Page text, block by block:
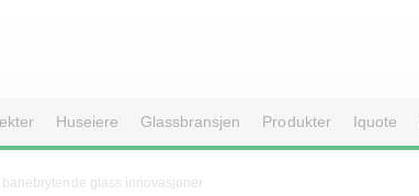
Huseiere Glassbransjen Produkter Iquote
banebrytende glass innovasjoner